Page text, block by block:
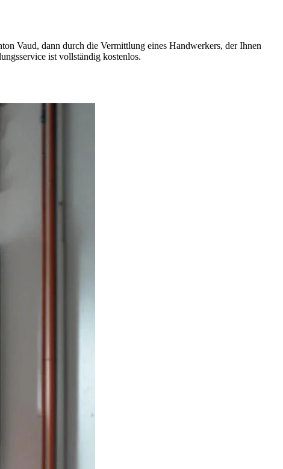
Vaud, dann durch die Vermittlung eines Handwerkers, der Ihnen
ist vollständig kostenlos.